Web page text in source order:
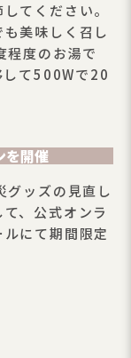
てください。
美味しく召し
程度のお湯で
て500Wで20
を開催
グッズの見直し
、公式オンラ
にて期間限定